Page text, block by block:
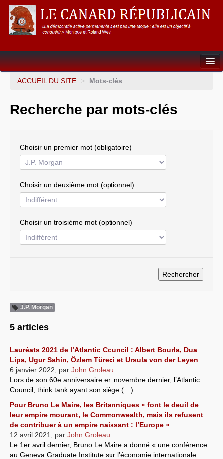
Dossiers
Gouvernance mondiale & mondialisation
Résistances
Systèmes & société sous contrôle
ACCUEIL DU SITE > Mots-clés
Recherche par mots-clés
Choisir un premier mot (obligatoire)
Choisir un deuxième mot (optionnel)
Choisir un troisième mot (optionnel)
J.P. Morgan
5 articles
Lauréats 2021 de l’Atlantic Council : Albert Bourla, Dua
Lipa, Ugur Sahin, Özlem Türeci et Ursula von der Leyen
6 janvier 2022
par John Groleau
Lors de son 60e anniversaire en novembre dernier, l’Atlantic
Council, think tank ayant son siège (…)
Pour Bruno Le Maire, les Britanniques « font le deuil de
leur empire mourant, le Commonwealth, mais ils refusent
de contribuer à un empire naissant : l’Europe »
12 avril 2021
par John Groleau
Le 1er avril dernier, Bruno Le Maire a donné « une conférence
au Geneva Graduate Institute sur l’économie internationale